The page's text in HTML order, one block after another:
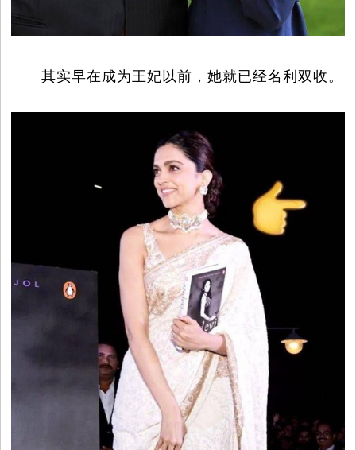
其实早在成为王妃以前，她就已经名利双收。